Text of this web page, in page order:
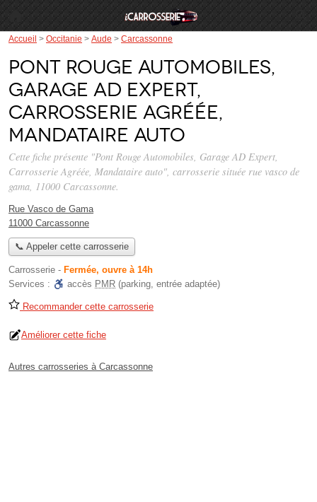
Accueil > Occitanie > Aude > Carcassonne
Pont Rouge Automobiles,
Garage AD Expert,
Carrosserie Agréée,
Mandataire auto
Cette fiche présente "Pont Rouge Automobiles, Garage AD Expert,
Carrosserie Agréée, Mandataire auto", carrosserie située rue vasco de
gama, 11000 Carcassonne.
Rue Vasco de Gama
11000 Carcassonne
📞 Appeler cette carrosserie
Carrosserie - Fermée, ouvre à 14h
Services :
accès PMR (parking, entrée adaptée)
Recommander cette carrosserie
Améliorer cette fiche
Autres carrosseries à Carcassonne